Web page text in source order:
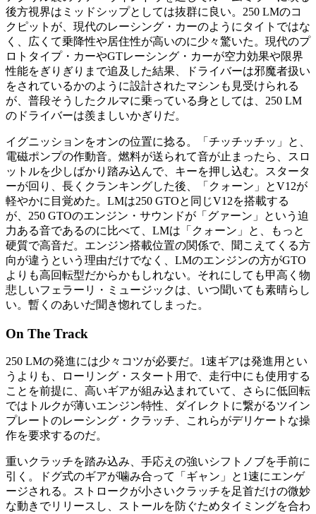
後方視界はミッドシップとしては抜群に良い。250 LMのコ
クピットが、現代のレーシング・カーのようにタイトではな
く、広くて乗降性や居住性が高いのに少々驚いた。現代のプ
ロトタイプ・カーやGTレーシング・カーが空力効果や限界
性能をぎりぎりまで追及した結果、ドライバーは邪魔者扱い
をされているかのように設計されたマシンも見受けられる
が、普段そうしたクルマに乗っている身としては、250 LM
のドライバーは羨ましいかぎりだ。
イグニッションをオンの位置に捻る。「チッチッチッ」と、
電磁ポンプの作動音。燃料が送られて音が止まったら、スロ
ットルを少しばかり踏み込んで、キーを押し込む。スタータ
ーが回り、長くクランキングした後、「クォーン」とV12が
軽やかに目覚めた。LMは250 GTOと同じV12を搭載する
が、250 GTOのエンジン・サウンドが「グァーン」という迫
力ある音であるのに比べて、LMは「クォーン」と、もっと
硬質で高音だ。エンジン搭載位置の関係で、聞こえてくる方
向が違うという理由だけでなく、LMのエンジンの方がGTO
よりも高回転型だからかもしれない。それにしても甲高く物
悲しいフェラーリ・ミュージックは、いつ聞いても素晴らし
い。暫くのあいだ聞き惚れてしまった。
On The Track
250 LMの発進には少々コツが必要だ。1速ギアは発進用とい
うよりも、ローリング・スタート用で、走行中にも使用する
ことを前提に、高いギアが組み込まれていて、さらに低回転
ではトルクが薄いエンジン特性、ダイレクトに繋がるツイン
プレートのレーシング・クラッチ、これらがデリケートな操
作を要求するのだ。
重いクラッチを踏み込み、手応えの強いシフトノブを手前に
引く。ドグ式のギアが噛み合って「ギャン」と1速にエンゲ
ージされる。ストロークが小さいクラッチを足首だけの微妙
な動きでリリースし、ストールを防ぐためタイミングを合わ